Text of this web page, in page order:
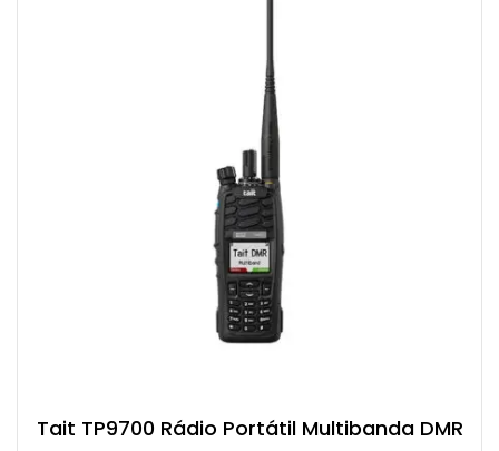
Tait TP9700 Rádio Portátil Multibanda DMR